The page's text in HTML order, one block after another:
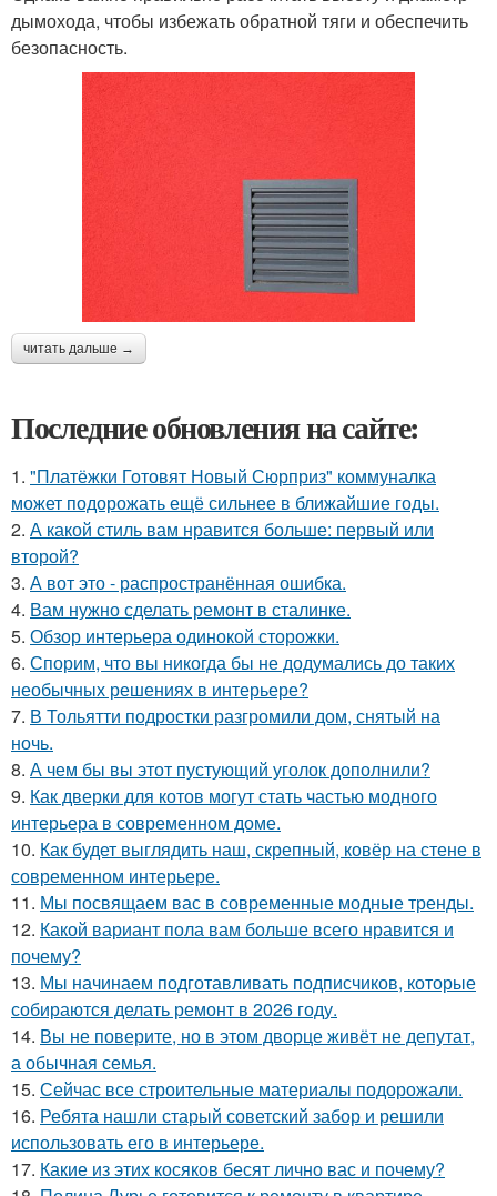
дымохода, чтобы избежать обратной тяги и обеспечить
безопасность.
читать дальше →
Последние обновления на сайте:
1. "Платёжки Готовят Новый Сюрприз" коммуналка
может подорожать ещё сильнее в ближайшие годы.
2. А какой стиль вам нравится больше: первый или
второй?
3. А вот это - распространённая ошибка.
4. Вам нужно сделать ремонт в сталинке.
5. Обзор интерьера одинокой сторожки.
6. Спорим, что вы никогда бы не додумались до таких
необычных решениях в интерьере?
7. В Тольятти подростки разгромили дом, снятый на
ночь.
8. А чем бы вы этот пустующий уголок дополнили?
9. Как дверки для котов могут стать частью модного
интерьера в современном доме.
10. Как будет выглядить наш, скрепный, ковёр на стене в
современном интерьере.
11. Мы посвящаем вас в современные модные тренды.
12. Какой вариант пола вам больше всего нравится и
почему?
13. Мы начинаем подготавливать подписчиков, которые
собираются делать ремонт в 2026 году.
14. Вы не поверите, но в этом дворце живёт не депутат,
а обычная семья.
15. Сейчас все строительные материалы подорожали.
16. Ребята нашли старый советский забор и решили
использовать его в интерьере.
17. Какие из этих косяков бесят лично вас и почему?